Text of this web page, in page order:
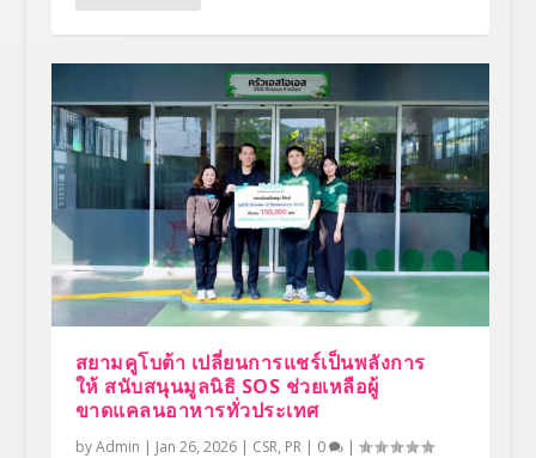
สยามคูโบต้า เปลี่ยนการแชร์เป็นพลังการ
ให้ สนับสนุนมูลนิธิ SOS ช่วยเหลือผู้
ขาดแคลนอาหารทั่วประเทศ
byAdmin | Jan 26, 2026| CSR, PR| 0 |